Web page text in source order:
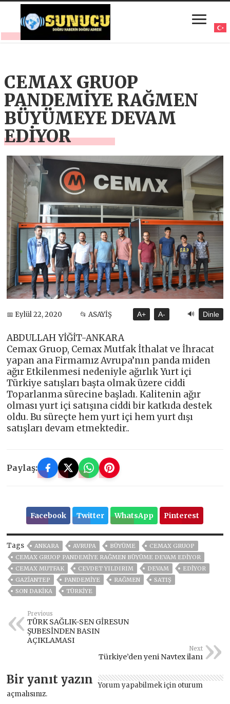
CEMAX GRUOP
PANDEMİYE RAĞMEN
BÜYÜMEYE DEVAM
EDİYOR
📅 Eylül 22, 2020 📂 ASAYİŞ A+ A- 🔊 Dinle
ABDULLAH YİĞİT-ANKARA
Cemax Gruop, Cemax Mutfak İthalat ve İhracat
yapan ana Firmamız Avrupa’nın panda miden
ağır Etkilenmesi nedeniyle ağırlık Yurt içi
Türkiye satışları başta olmak üzere ciddi
Toparlanma sürecine başladı. Kalitenin ağır
olması yurt içi satışına ciddi bir katkıda destek
oldu. Bu süreçte hem yurt içi hem yurt dışı
satışları devam etmektedir..
Paylaş:
Facebook Twitter WhatsApp Pinterest
Tags ANKARA AVRUPA BÜYÜME
CEMAX GRUOP
CEMAX GRUOP PANDEMİYE RAĞMEN BÜYÜME DEVAM EDİYOR
CEMAX MUTFAK
CEVDET YILDIRIM DEVAM
EDİYOR
GAZIANTEP
PANDEMİYE RAĞMEN
SATIŞ
SON DAKIKA
TÜRKİYE
Previous
TÜRK SAĞLIK-SEN GİRESUN
ŞUBESİNDEN BASIN
AÇIKLAMASI
Next
Türkiye’den yeni Navtex ilanı
Bir yanıt yazın Yorum yapabilmek için oturum
açmalısınız.